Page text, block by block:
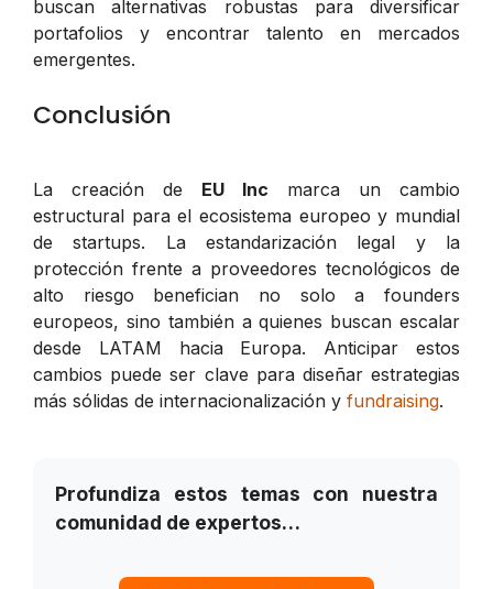
buscan alternativas robustas para diversificar
portafolios y encontrar talento en mercados
emergentes.
Conclusión
La creación de EU Inc marca un cambio
estructural para el ecosistema europeo y mundial
de startups. La estandarización legal y la
protección frente a proveedores tecnológicos de
alto riesgo benefician no solo a founders
europeos, sino también a quienes buscan escalar
desde LATAM hacia Europa. Anticipar estos
cambios puede ser clave para diseñar estrategias
más sólidas de internacionalización y fundraising.
Profundiza estos temas con nuestra
comunidad de expertos…